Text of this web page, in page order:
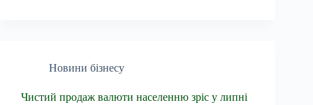
Новини бізнесу
Чистий продаж валюти населенню зріс у липні